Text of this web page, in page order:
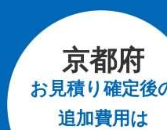
京都府
お見積り確定後
追加費用は